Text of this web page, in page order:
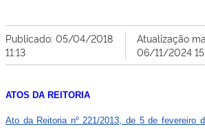
Publicado: 05/04/2018
11:13
Atualização
06/11/2024
ATOS DA REITORIA
Ato da Reitoria nº 221/2013, de 5 de fevereiro